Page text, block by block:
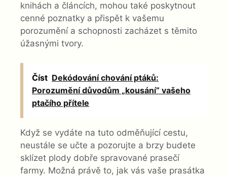
knihách a článcích, mohou také poskytnout
cenné poznatky a přispět k vašemu
porozumění a schopnosti zacházet s těmito
úžasnými tvory.
Číst Dekódování chování ptáků:
Porozumění důvodům „kousání“ vašeho
ptačího přítele
Když se vydáte na tuto odměňující cestu,
neustále se učte a pozorujte a brzy budete
sklízet plody dobře spravované prasečí
farmy. Možná právě to, jak vás vaše prasátka